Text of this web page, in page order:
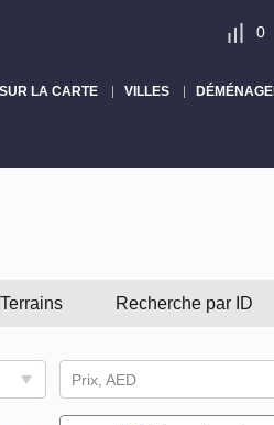
0
LA CARTE VILLES
Terrains Recherche par ID
Prix, AED